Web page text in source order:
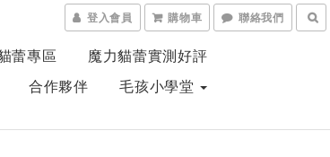
登入會員 購物車 聯絡我們
蕾專區
魔力貓蕾實測好評
合作夥伴 毛孩小學堂